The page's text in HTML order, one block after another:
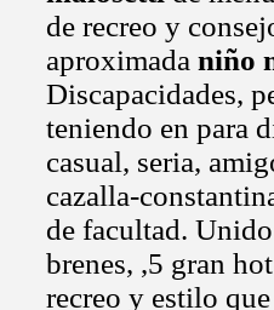
de recreo y
aproximada niño
Discapacidades,
teniendo en para
casual, seria,
cazalla-
de facultad.
brenes, ,5 gran
recreo y estilo